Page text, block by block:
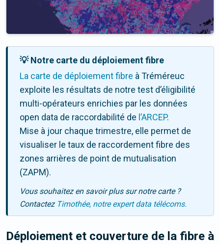
💡 Notre carte du déploiement fibre
La carte de déploiement fibre à Tréméreuc
exploite les résultats de notre test d’éligibilité
multi-opérateurs enrichies par les données
open data de raccordabilité de l’ARCEP.
Mise à jour chaque trimestre, elle permet de
visualiser le taux de raccordement fibre des
zones arrières de point de mutualisation
(ZAPM).
Vous souhaitez en savoir plus sur notre carte ?
Contactez Timothée, notre expert data télécoms.
Déploiement et couverture de la fibre à